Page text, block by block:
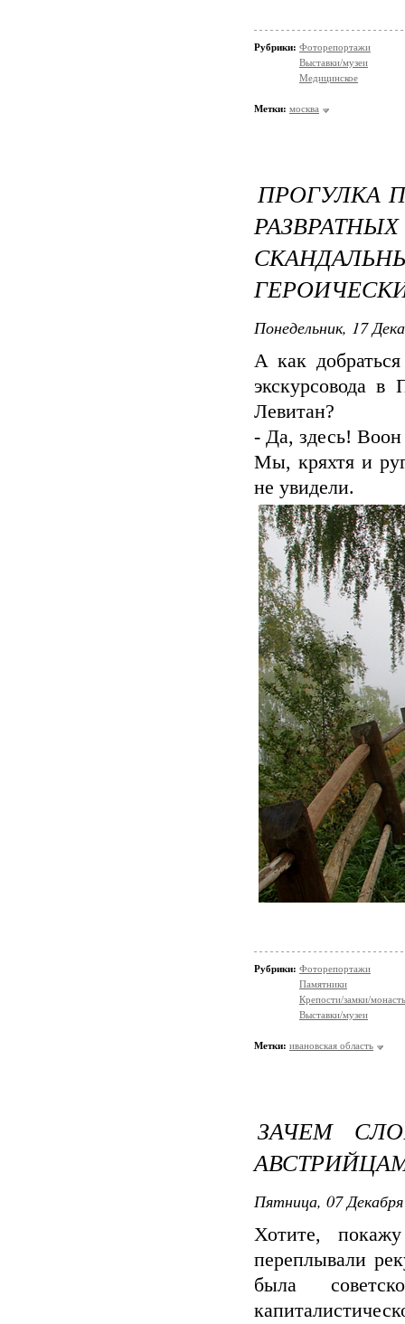
Рубрики: Фоторепортажи
Выставки/музеи
Медицинское
Метки: москва
ПРОГУЛКА
Понедельник, 17
А как
экскурсовода
Левитан?
- Да, здесь! Воон
Мы, кряхтя и
не увидели.
Рубрики: Фоторепортажи
Памятники
Крепости/замки/
Выставки/музеи
Метки: ивановская область
ЗАЧЕМ
Пятница, 07
Хотите,
переплывали
была